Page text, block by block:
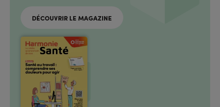
DÉCOUVRIR LE MAGAZINE